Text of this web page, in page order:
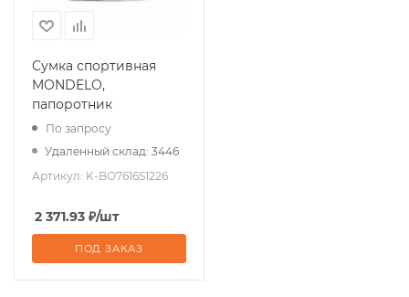
Сумка спортивная
MONDELO,
папоротник
По запросу
Удаленный склад: 3446
Артикул: K-BO7616S1226
2 371.93 ₽/шт
ПОД ЗАКАЗ